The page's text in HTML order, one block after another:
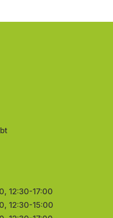
12:30-17:00
12:30-15:00